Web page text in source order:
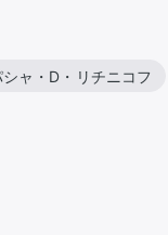
シャ・D・リチニコフ